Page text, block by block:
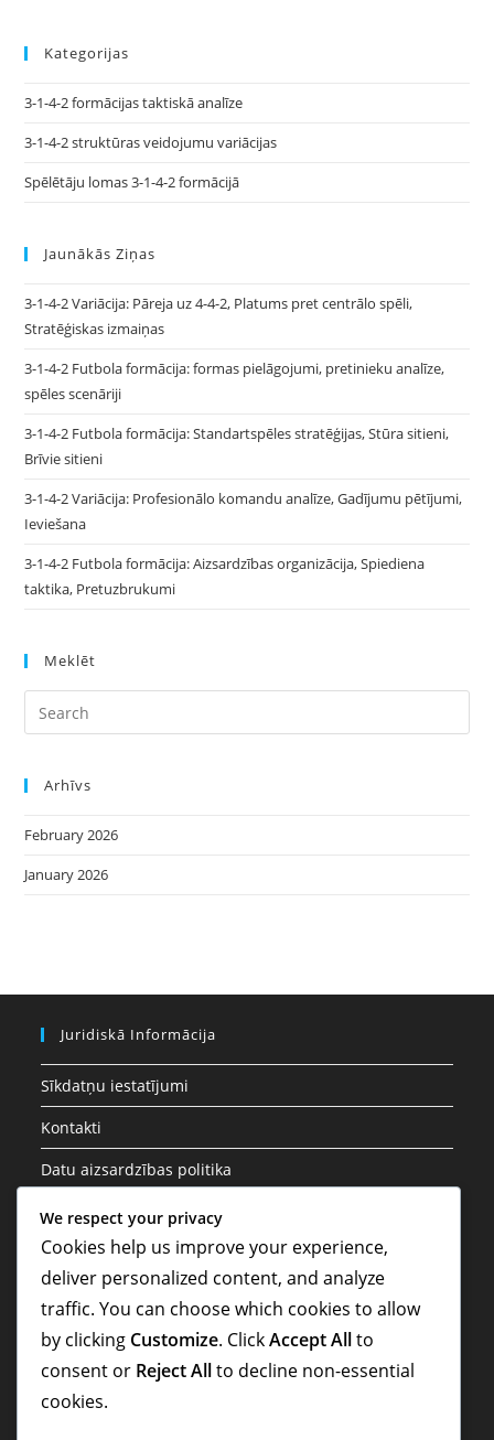
Kategorijas
3-1-4-2 formācijas taktiskā analīze
3-1-4-2 struktūras veidojumu variācijas
Spēlētāju lomas 3-1-4-2 formācijā
Jaunākās Ziņas
3-1-4-2 Variācija: Pāreja uz 4-4-2, Platums pret centrālo spēli,
Stratēģiskas izmaiņas
3-1-4-2 Futbola formācija: formas pielāgojumi, pretinieku analīze,
spēles scenāriji
3-1-4-2 Futbola formācija: Standartspēles stratēģijas, Stūra sitieni,
Brīvie sitieni
3-1-4-2 Variācija: Profesionālo komandu analīze, Gadījumu pētījumi,
Ieviešana
3-1-4-2 Futbola formācija: Aizsardzības organizācija, Spiediena
taktika, Pretuzbrukumi
Meklēt
Arhīvs
February 2026
January 2026
Juridiskā Informācija
Sīkdatņu iestatījumi
Kontakti
Datu aizsardzības politika
Noteikumi un nosacījumi
Par mums
Meklēt
We respect your privacy
Cookies help us improve your experience,
deliver personalized content, and analyze
traffic. You can choose which cookies to allow
by clicking Customize. ClickAccept Allto
consent or Reject Allto decline non-essential
cookies.